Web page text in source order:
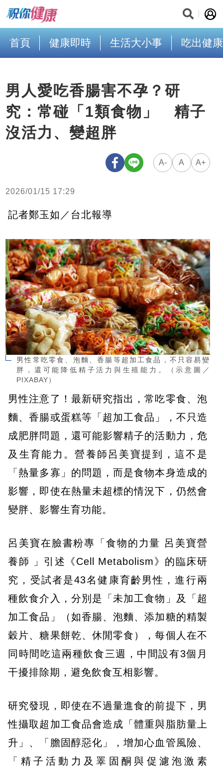
首頁 健康即時 生活大小事 吃出健康
男人愛吃香腸害不孕？研
究：常碰「1類食物」 精子
沒活力、變超胖
A- A A+
2026/01/15 17:29
記者鄭玉如／台北報導
男性常吃零食、泡麵、香腸等超加工食品，不只容易變
胖，還可能降低精子活力與生殖能力。（示意圖／
PIXABAY）
男性注意了！最新研究指出，常吃零食、泡
麵、香腸或蛋糕等「超加工食品」，不只造
成肥胖問題，還可能影響精子的活動力，危
及生育能力。營養師呂美寶提到，這不是
「熱量多寡」的問題，而是食物本身造成的
影響，即使在熱量未超標的情況下，仍然會
變胖、影響生育功能。
呂美寶在臉書粉專「食物的力量 呂美寶營
養師 」引述《Cell Metabolism》的臨床研
究，受試者是43名健康育齡男性，進行兩
種飲食介入，分別是「未加工食物」及「超
加工食品」（如香腸、泡麵、添加糖的精製
穀片、糖果餅乾、休閒零食），每個人在不
同時間吃這兩種飲食三週，中間設有3個月
干擾排除期，避免飲食互相影響。
研究發現，即使在不過量進食的前提下，男
性攝取超加工食品會造成「體重與脂肪量上
升」、「膽固醇惡化」，增加心血管風險、
「精子活動力及睪固酮與促濾泡激素